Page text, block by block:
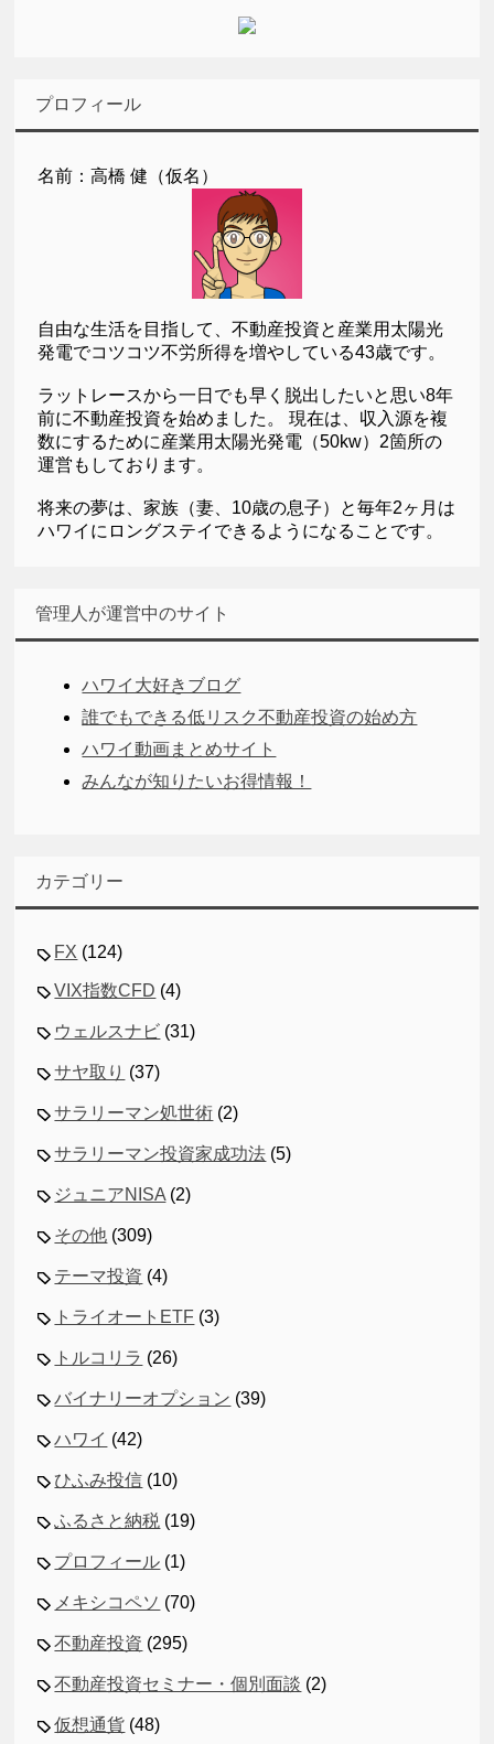
プロフィール
名前：高橋 健（仮名）
自由な生活を目指して、不動産投資と産業用太陽光
発電でコツコツ不労所得を増やしている43歳です。
ラットレースから一日でも早く脱出したいと思い8年
前に不動産投資を始めました。 現在は、収入源を複
数にするために産業用太陽光発電（50kw）2箇所の
運営もしております。
将来の夢は、家族（妻、10歳の息子）と毎年2ヶ月は
ハワイにロングステイできるようになることです。
管理人が運営中のサイト
ハワイ大好きブログ
誰でもできる低リスク不動産投資の始め方
ハワイ動画まとめサイト
みんなが知りたいお得情報！
カテゴリー
FX (124)
VIX指数CFD (4)
ウェルスナビ (31)
サヤ取り (37)
サラリーマン処世術 (2)
サラリーマン投資家成功法 (5)
ジュニアNISA (2)
その他 (309)
テーマ投資 (4)
トライオートETF (3)
トルコリラ (26)
バイナリーオプション (39)
ハワイ (42)
ひふみ投信 (10)
ふるさと納税 (19)
プロフィール (1)
メキシコペソ (70)
不動産投資 (295)
不動産投資セミナー・個別面談 (2)
仮想通貨 (48)